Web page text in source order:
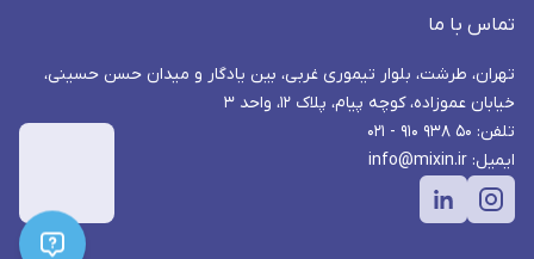
تماس با ما
تهران، طرشت، بلوار تیموری غربی، بین یادگار و میدان حسن حسینی،
خیابان عموزاده، کوچه پیام، پلاک ۱۲، واحد ۳
تلفن: ۵۰ ۹۳۸ ۹۱۰ - ۰۲۱
ایمیل: info@mixin.ir